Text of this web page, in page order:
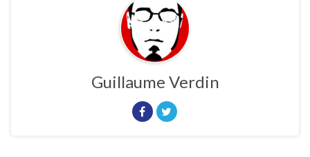
Guillaume Verdin